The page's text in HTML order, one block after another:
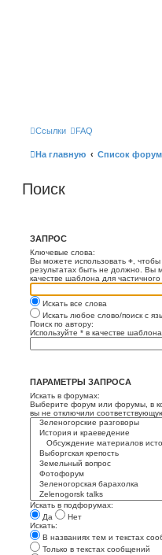
Ссылки FAQ
На главную Список
Поиск
ЗАПРОС
Ключевые слова:
Вы можете использовать + ,
результатах быть не должно. Вы
качестве шаблона для частичного
Искать все слова
Искать любое слово/поиск с
Поиск по автору:
Используйте * в качестве шаблона.
ПАРАМЕТРЫ ЗАПРОСА
Искать в форумах:
Выберите форум или форумы, в
вы не отключили
Искать в подфорумах:
Да
Нет
Искать:
В названиях тем и текстах
Только в текстах сообщений